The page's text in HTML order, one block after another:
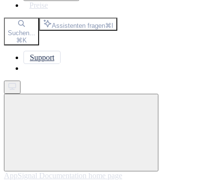
Preise
Suchen...
⌘K
Assistenten fragen⌘I
Support
AppSignal Documentation home page